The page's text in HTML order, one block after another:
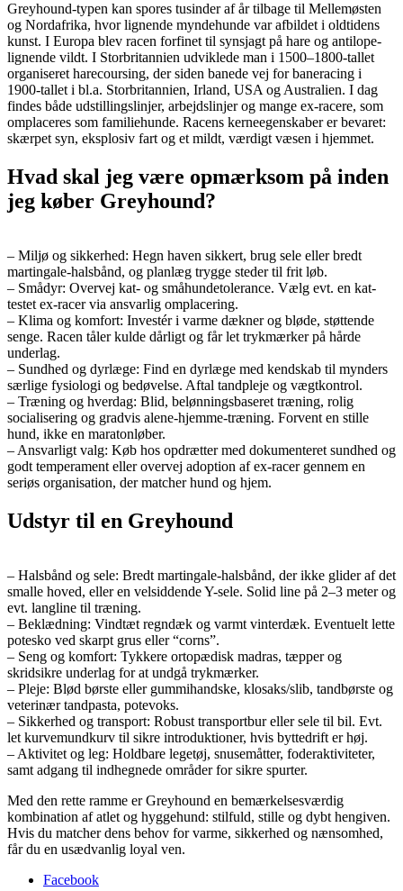
Greyhound-typen kan spores tusinder af år tilbage til Mellemøsten
og Nordafrika, hvor lignende myndehunde var afbildet i oldtidens
kunst. I Europa blev racen forfinet til synsjagt på hare og antilope-
lignende vildt. I Storbritannien udviklede man i 1500–1800-tallet
organiseret harecoursing, der siden banede vej for baneracing i
1900-tallet i bl.a. Storbritannien, Irland, USA og Australien. I dag
findes både udstillingslinjer, arbejdslinjer og mange ex-racere, som
omplaceres som familiehunde. Racens kerneegenskaber er bevaret:
skærpet syn, eksplosiv fart og et mildt, værdigt væsen i hjemmet.
Hvad skal jeg være opmærksom på inden
jeg køber Greyhound?
– Miljø og sikkerhed: Hegn haven sikkert, brug sele eller bredt
martingale-halsbånd, og planlæg trygge steder til frit løb.
– Smådyr: Overvej kat- og småhundetolerance. Vælg evt. en kat-
testet ex-racer via ansvarlig omplacering.
– Klima og komfort: Investér i varme dækner og bløde, støttende
senge. Racen tåler kulde dårligt og får let trykmærker på hårde
underlag.
– Sundhed og dyrlæge: Find en dyrlæge med kendskab til mynders
særlige fysiologi og bedøvelse. Aftal tandpleje og vægtkontrol.
– Træning og hverdag: Blid, belønningsbaseret træning, rolig
socialisering og gradvis alene-hjemme-træning. Forvent en stille
hund, ikke en maratonløber.
– Ansvarligt valg: Køb hos opdrætter med dokumenteret sundhed og
godt temperament eller overvej adoption af ex-racer gennem en
seriøs organisation, der matcher hund og hjem.
Udstyr til en Greyhound
– Halsbånd og sele: Bredt martingale-halsbånd, der ikke glider af det
smalle hoved, eller en velsiddende Y-sele. Solid line på 2–3 meter og
evt. langline til træning.
– Beklædning: Vindtæt regndæk og varmt vinterdæk. Eventuelt lette
potesko ved skarpt grus eller “corns”.
– Seng og komfort: Tykkere ortopædisk madras, tæpper og
skridsikre underlag for at undgå trykmærker.
– Pleje: Blød børste eller gummihandske, klosaks/slib, tandbørste og
veterinær tandpasta, potevoks.
– Sikkerhed og transport: Robust transportbur eller sele til bil. Evt.
let kurvemundkurv til sikre introduktioner, hvis byttedrift er høj.
– Aktivitet og leg: Holdbare legetøj, snusemåtter, foderaktiviteter,
samt adgang til indhegnede områder for sikre spurter.
Med den rette ramme er Greyhound en bemærkelsesværdig
kombination af atlet og hyggehund: stilfuld, stille og dybt hengiven.
Hvis du matcher dens behov for varme, sikkerhed og nænsomhed,
får du en usædvanlig loyal ven.
Facebook